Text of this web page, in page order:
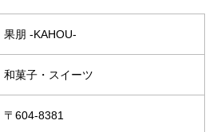
果朋 -KAHOU-
和菓子・スイーツ
〒604-8381